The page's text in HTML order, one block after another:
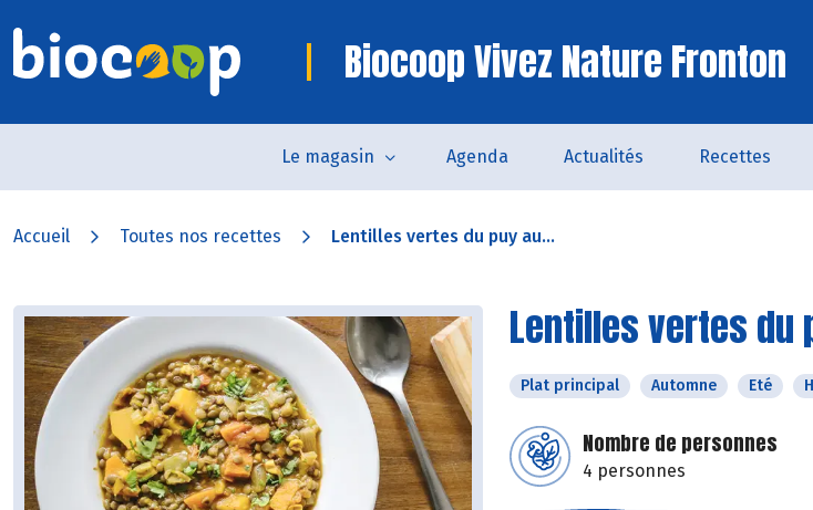
Biocoop Vivez Nature Fronton
Le magasin Agenda Actualités Recettes
Accueil Toutes nos recettes Lentilles vertes du puy au...
Lentilles vertes du
Plat principal Automne Eté
Nombre de personnes
4 personnes